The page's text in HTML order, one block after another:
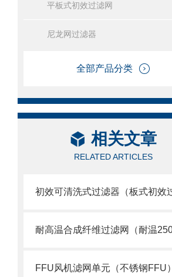
平板式初效过滤网
尼龙网过滤器
全部产品分类
相关文章
RELATED ARTICLES
FFU风机滤网单元（不锈钢FFU）